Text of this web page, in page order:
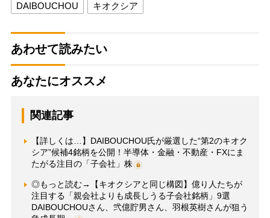
DAIBOUCHOU キオクシア
あわせて読みたい
あなたにオススメ
関連記事
【詳しくは…】DAIBOUCHOU氏が厳選した“第2のキオク
シア”候補4銘柄を公開！半導体・金融・不動産・FXにま
たがる注目の「子会社」株
◎もっと読む→【キオクシアと同じ構図】億り人たちが
注目する「親会社よりも成長しうる子会社銘柄」9選
DAIBOUCHOUさん、弐億貯男さん、羽根英樹さんが狙う